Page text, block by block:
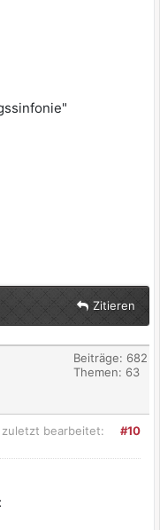
Zitieren
Beiträge: 682
Themen: 63
#10
bearbeitet: